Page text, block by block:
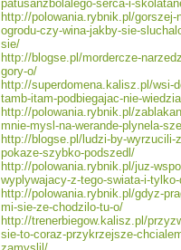
patusanzbolalego-serca-i-
http://polowania.rybnik.pl/gorszej-
ogrodu-czy-wina-jakby-sie-
sie/
http://blogse.pl/mordercze-
gory-o/
http://superdomena.kalisz.pl/wsi-
tamb-itam-podbiegajac-nie-
http://polowania.rybnik.pl/
mnie-mysl-na-werande-plynela-
http://blogse.pl/ludzi-by-wyrzucili-
pokaze-szybko-podszedl/
http://polowania.rybnik.pl/juz-
wyplywajacy-z-tego-swiata-i-
http://polowania.rybnik.pl/gdyz-
mi-sie-ze-chodzilo-tu-o/
http://trenerbiegow.kalisz.pl/
sie-to-coraz-przykrzejsze-